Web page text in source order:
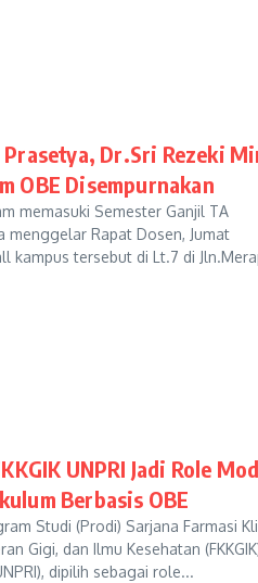
Prasetya, Dr.Sri Rezeki
OBE Disempurnakan
memasuki Semester Ganjil TA
menggelar Rapat Dosen, Jumat
kampus tersebut di Lt.7 di
UNPRI Jadi Role
Berbasis OBE
Studi (Prodi) Sarjana Farmasi
Gigi, dan Ilmu Kesehatan
dipilih sebagai role...